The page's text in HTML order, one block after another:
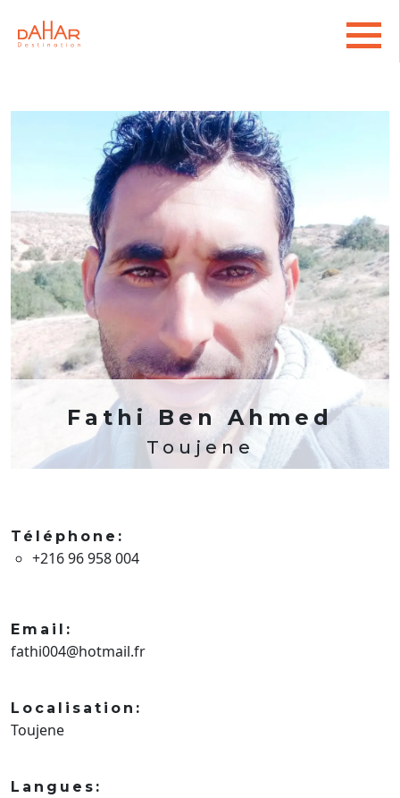
Fathi Ben Ahmed
Toujene
Téléphone:
+216 96 958 004
Email:
fathi004@hotmail.fr
Localisation:
Toujene
Langues: